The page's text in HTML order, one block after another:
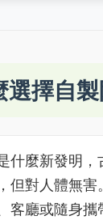
選擇自
什麼新發明
但對人體無
客廳或隨身攜